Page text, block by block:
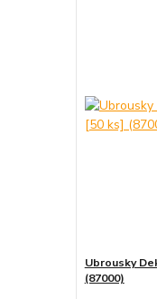
Ubrousky
(87000)